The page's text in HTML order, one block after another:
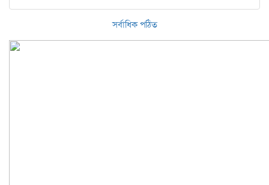
সর্বাধিক পঠিত